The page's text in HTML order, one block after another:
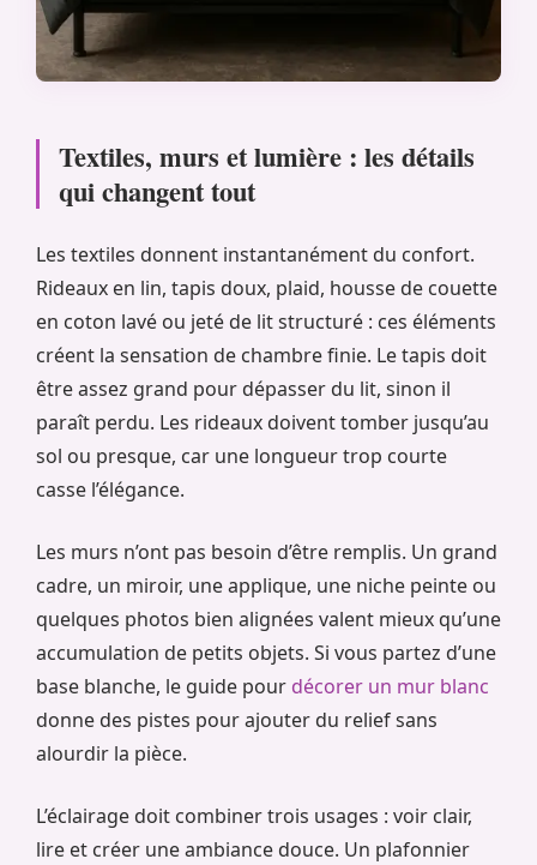
Textiles, murs et lumière : les détails
qui changent tout
Les textiles donnent instantanément du confort.
Rideaux en lin, tapis doux, plaid, housse de couette
en coton lavé ou jeté de lit structuré : ces éléments
créent la sensation de chambre finie. Le tapis doit
être assez grand pour dépasser du lit, sinon il
paraît perdu. Les rideaux doivent tomber jusqu’au
sol ou presque, car une longueur trop courte
casse l’élégance.
Les murs n’ont pas besoin d’être remplis. Un grand
cadre, un miroir, une applique, une niche peinte ou
quelques photos bien alignées valent mieux qu’une
accumulation de petits objets. Si vous partez d’une
base blanche, le guide pour décorer un mur blanc
donne des pistes pour ajouter du relief sans
alourdir la pièce.
L’éclairage doit combiner trois usages : voir clair,
lire et créer une ambiance douce. Un plafonnier